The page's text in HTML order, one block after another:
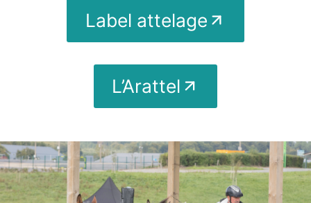
Label attelage
L’Arattel